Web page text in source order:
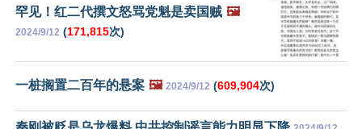
罕见！红二代撰文怒骂党魁是卖国贼 🖼️
2024/9/12 (171,815次)
一桩搁置二百年的悬案 🖼️ 2024/9/12 (609,904次)